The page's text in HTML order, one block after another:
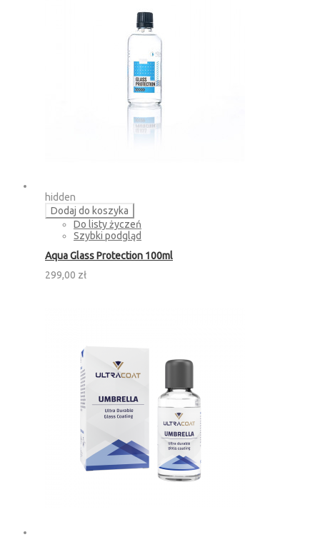
hidden
Dodaj do koszyka
Do listy życzeń
Szybki podgląd
Aqua Glass Protection 100ml
299,00 zł